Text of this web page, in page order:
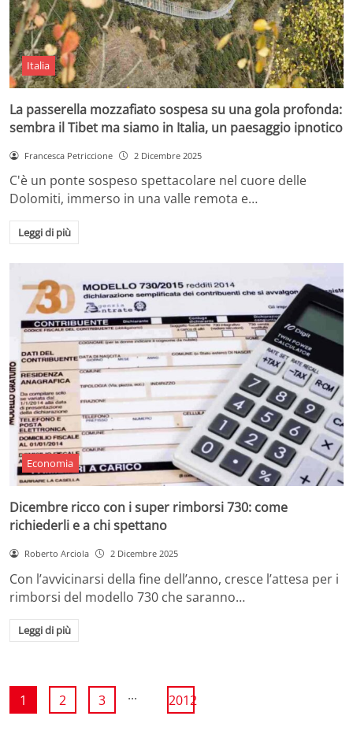
Italia
La passerella mozzafiato sospesa su una gola profonda:
sembra il Tibet ma siamo in Italia, un paesaggio ipnotico
Francesca Petriccione 2 Dicembre 2025
C'è un ponte sospeso spettacolare nel cuore delle
Dolomiti, immerso in una valle remota e…
Leggi di più
Economia
Dicembre ricco con i super rimborsi 730: come
richiederli e a chi spettano
Roberto Arciola 2 Dicembre 2025
Con l’avvicinarsi della fine dell’anno, cresce l’attesa per i
rimborsi del modello 730 che saranno…
Leggi di più
1 2 3 ... 2012